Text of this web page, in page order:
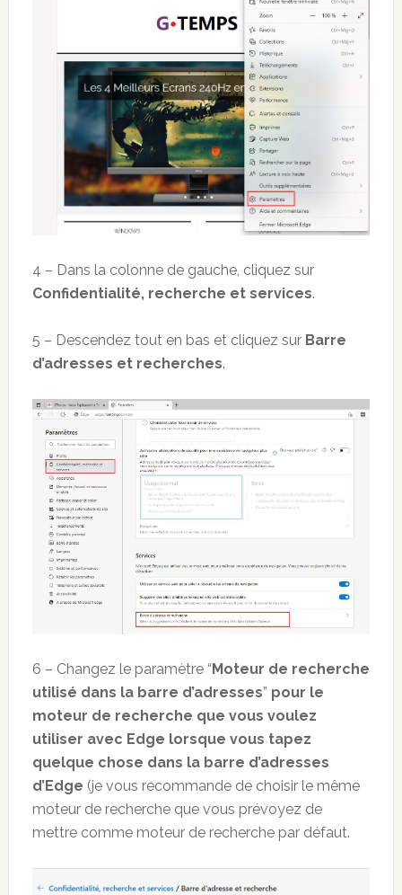
4 – Dans la colonne de gauche, cliquez sur
Confidentialité, recherche et services.
5 – Descendez tout en bas et cliquez sur Barre
d’adresses et recherches.
6 – Changez le paramètre “ Moteur de recherche
utilisé dans la barre d’adresses” pour le
moteur de recherche que vous voulez
utiliser avec Edge lorsque vous tapez
quelque chose dans la barre d’adresses
d’Edge (je vous recommande de choisir le même
moteur de recherche que vous prévoyez de
mettre comme moteur de recherche par défaut.